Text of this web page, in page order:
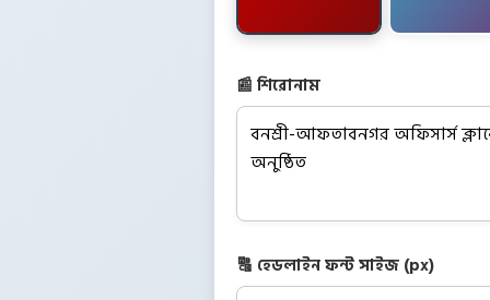
📰 শিরোনাম
🔠 হেডলাইন ফন্ট সাইজ (px)